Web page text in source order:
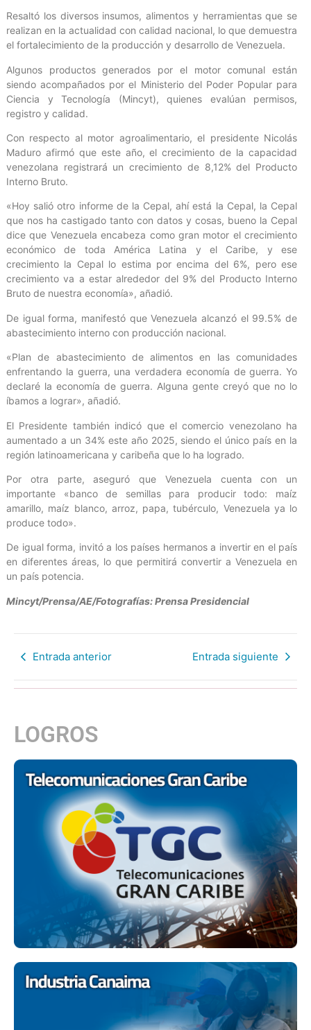
Resaltó los diversos insumos, alimentos y herramientas que se
realizan en la actualidad con calidad nacional, lo que demuestra
el fortalecimiento de la producción y desarrollo de Venezuela.
Algunos productos generados por el motor comunal están
siendo acompañados por el Ministerio del Poder Popular para
Ciencia y Tecnología (Mincyt), quienes evalúan permisos,
registro y calidad.
Con respecto al motor agroalimentario, el presidente Nicolás
Maduro afirmó que este año, el crecimiento de la capacidad
venezolana registrará un crecimiento de 8,12% del Producto
Interno Bruto.
«Hoy salió otro informe de la Cepal, ahí está la Cepal, la Cepal
que nos ha castigado tanto con datos y cosas, bueno la Cepal
dice que Venezuela encabeza como gran motor el crecimiento
económico de toda América Latina y el Caribe, y ese
crecimiento la Cepal lo estima por encima del 6%, pero ese
crecimiento va a estar alrededor del 9% del Producto Interno
Bruto de nuestra economía», añadió.
De igual forma, manifestó que Venezuela alcanzó el 99.5% de
abastecimiento interno con producción nacional.
«Plan de abastecimiento de alimentos en las comunidades
enfrentando la guerra, una verdadera economía de guerra. Yo
declaré la economía de guerra. Alguna gente creyó que no lo
íbamos a lograr», añadió.
El Presidente también indicó que el comercio venezolano ha
aumentado a un 34% este año 2025, siendo el único país en la
región latinoamericana y caribeña que lo ha logrado.
Por otra parte, aseguró que Venezuela cuenta con un
importante «banco de semillas para producir todo: maíz
amarillo, maíz blanco, arroz, papa, tubérculo, Venezuela ya lo
produce todo».
De igual forma, invitó a los países hermanos a invertir en el país
en diferentes áreas, lo que permitirá convertir a Venezuela en
un país potencia.
Mincyt/Prensa/AE/Fotografías: Prensa Presidencial
Entrada anterior Entrada siguiente
LOGROS